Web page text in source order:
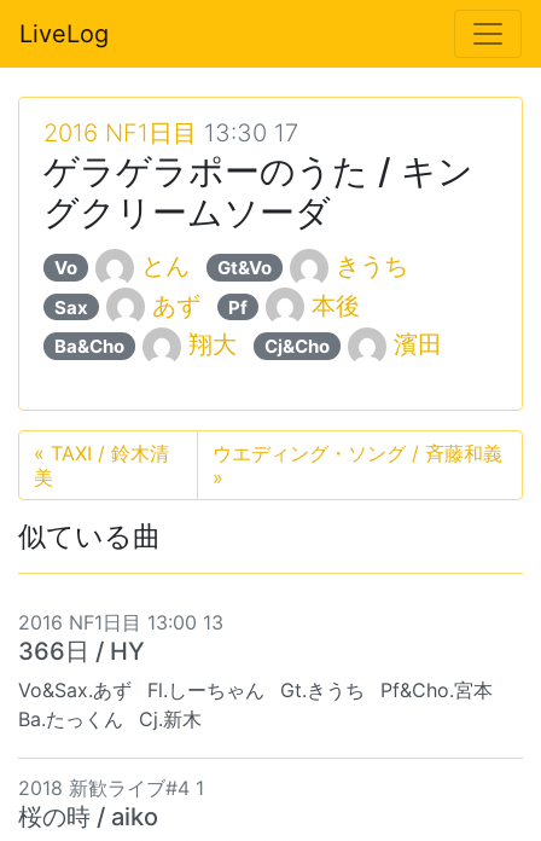
LiveLog
2016 NF1日目 13:30 17
ゲラゲラポーのうた / キン
グクリームソーダ
Vo とん Gt&Vo きうち
Sax あず Pf 本後
Ba&Cho 翔大 Cj&Cho 濱田
« TAXI / 鈴木清
美
ウエディング・ソング / 斉藤和義
»
似ている曲
2016 NF1日目 13:00 13
366日 / HY
Vo&Sax.あず Fl.しーちゃん Gt.きうち
Pf&Cho.宮本
Ba.たっくん
Cj.新木
2018 新歓ライブ#4 1
桜の時 / aiko